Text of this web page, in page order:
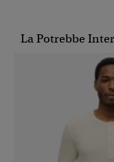
La Potrebbe